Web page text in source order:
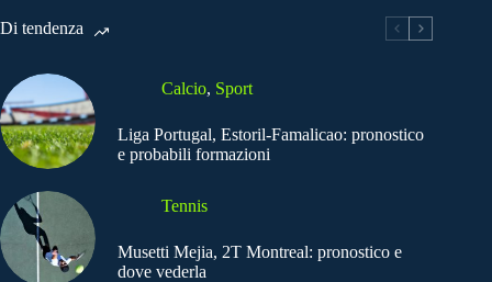
Di tendenza
Calcio, Sport
Liga Portugal, Estoril-Famalicao: pronostico
e probabili formazioni
Tennis
Musetti Mejia, 2T Montreal: pronostico e
dove vederla